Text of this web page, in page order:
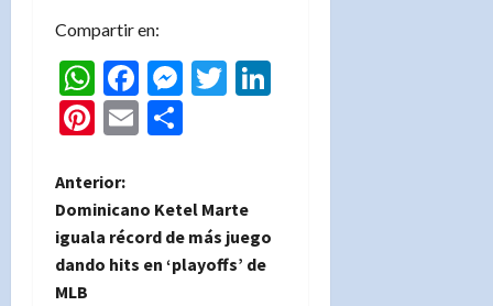
Compartir en:
WhatsApp
Facebook
Messenger
Twitter
Pinterest
Email
N
a
v
Anterior:
Dominicano Ketel Marte
iguala récord de más juego
dando hits en ‘playoffs’ de
MLB